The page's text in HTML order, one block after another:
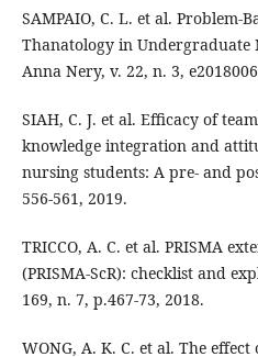
SAMPAIO, C. L. et al. Problem-
Thanatology in Undergraduate
Anna Nery, v. 22, n. 3,
SIAH, C. J. et al. Efficacy of
knowledge integration and
nursing students: A pre- and
556-561, 2019.
TRICCO, A. C. et al. PRISMA
(PRISMA-ScR): checklist and
169, n. 7, p.467-73, 2018.
WONG, A. K. C. et al. The